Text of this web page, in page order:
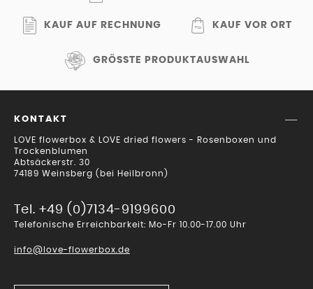
KAUF AUF RECHNUNG KAUF VOR ORT
GRÖSSTE PRODUKTAUSWAHL
KONTAKT
LOVE flowerbox & LOVE dried flowers - Rosenboxen und
Trockenblumen
Abtsäckerstr. 30
74189 Weinsberg (bei Heilbronn)
Tel. +49 (0)7134-9199600
Telefonische Erreichbarkeit: Mo-Fr 10.00-17.00 Uhr
info@love-flowerbox.de